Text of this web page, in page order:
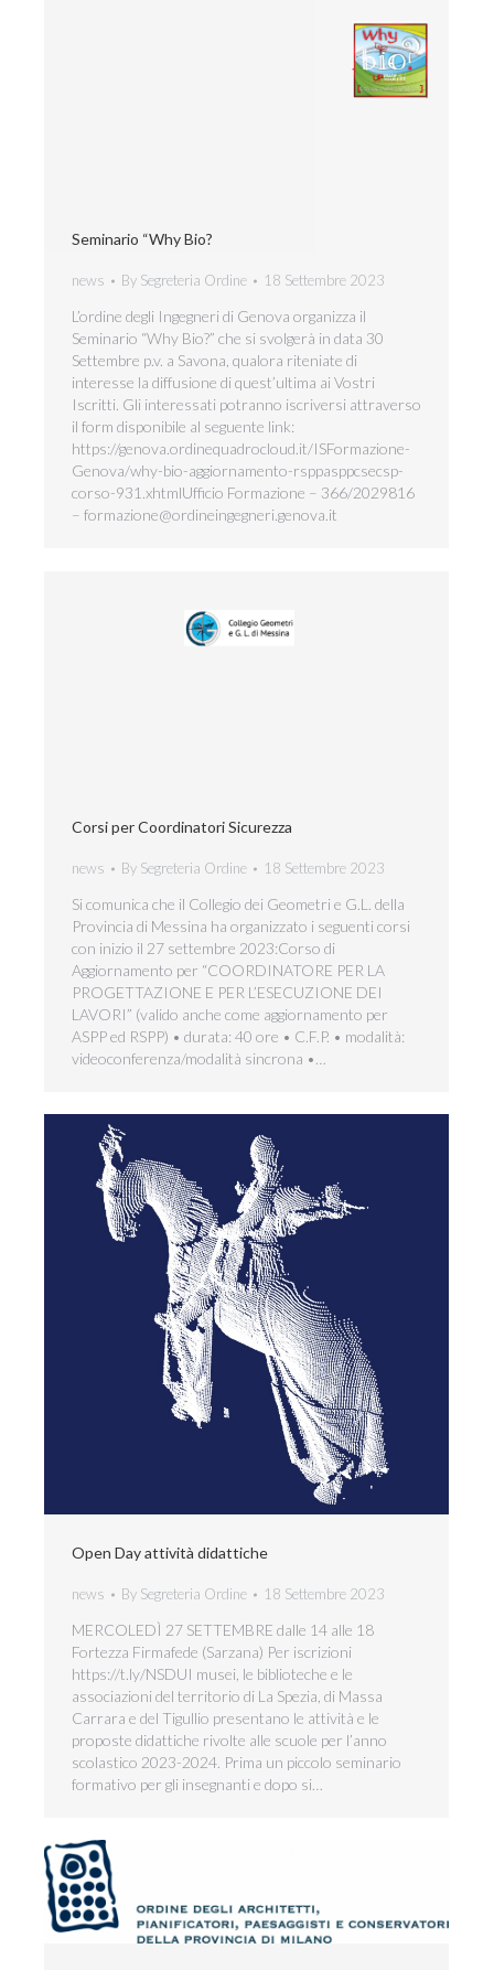
Seminario “Why Bio?
news By Segreteria Ordine 18 Settembre 2023
L’ordine degli Ingegneri di Genova organizza il
Seminario “Why Bio?” che si svolgerà in data 30
Settembre p.v. a Savona, qualora riteniate di
interesse la diffusione di quest’ultima ai Vostri
Iscritti. Gli interessati potranno iscriversi attraverso
il form disponibile al seguente link:
https://genova.ordinequadrocloud.it/ISFormazione-
Genova/why-bio-aggiornamento-rsppasppcsecsp-
corso-931.xhtmlUfficio Formazione – 366/2029816
– formazione@ordineingegneri.genova.it
Corsi per Coordinatori Sicurezza
news By Segreteria Ordine 18 Settembre 2023
Si comunica che il Collegio dei Geometri e G.L. della
Provincia di Messina ha organizzato i seguenti corsi
con inizio il 27 settembre 2023:Corso di
Aggiornamento per “COORDINATORE PER LA
PROGETTAZIONE E PER L’ESECUZIONE DEI
LAVORI” (valido anche come aggiornamento per
ASPP ed RSPP) • durata: 40 ore • C.F.P. • modalità:
videoconferenza/modalità sincrona •…
Open Day attività didattiche
news By Segreteria Ordine 18 Settembre 2023
MERCOLEDÌ 27 SETTEMBRE dalle 14 alle 18
Fortezza Firmafede (Sarzana) Per iscrizioni
https://t.ly/NSDUI musei, le biblioteche e le
associazioni del territorio di La Spezia, di Massa
Carrara e del Tigullio presentano le attività e le
proposte didattiche rivolte alle scuole per l’anno
scolastico 2023-2024. Prima un piccolo seminario
formativo per gli insegnanti e dopo si…